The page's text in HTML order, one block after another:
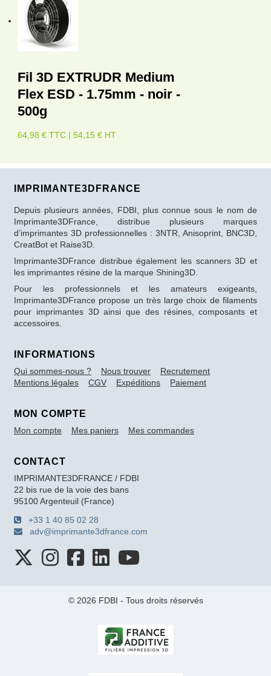
Fil 3D EXTRUDR Medium
Flex ESD - 1.75mm - noir -
500g
64,98 € TTC | 54,15 € HT
IMPRIMANTE3DFRANCE
Depuis plusieurs années, FDBI, plus connue sous le nom de
Imprimante3DFrance, distribue plusieurs marques
d’imprimantes 3D professionnelles : 3NTR, Anisoprint, BNC3D,
CreatBot et Raise3D.
Imprimante3DFrance distribue également les scanners 3D et
les imprimantes résine de la marque Shining3D.
Pour les professionnels et les amateurs exigeants,
Imprimante3DFrance propose un très large choix de filaments
pour imprimantes 3D ainsi que des résines, composants et
accessoires.
INFORMATIONS
Qui sommes-nous ? Nous trouver
Recrutement
Mentions légales
CGV Expéditions Paiement
MON COMPTE
Mon compte Mes paniers Mes commandes
CONTACT
IMPRIMANTE3DFRANCE / FDBI
22 bis rue de la voie des bans
95100 Argenteuil (France)
+33 1 40 85 02 28
adv@imprimante3dfrance.com
© 2026 FDBI - Tous droits réservés